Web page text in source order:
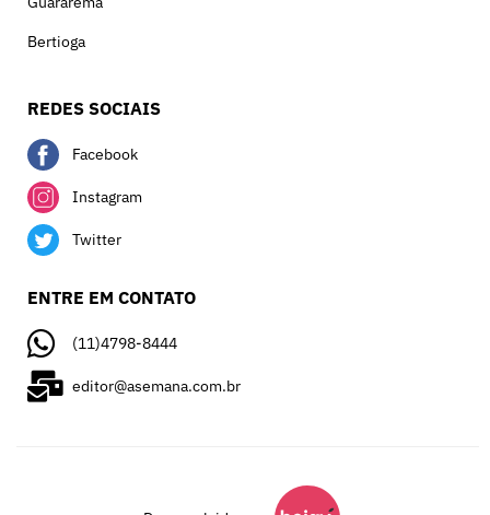
Bertioga
REDES SOCIAIS
Facebook
Instagram
Twitter
ENTRE EM CONTATO
(11)4798-8444
editor@asemana.com.br